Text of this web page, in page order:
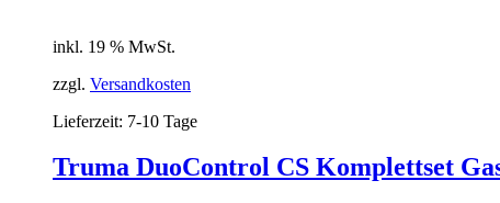
inkl. 19 % MwSt.
zzgl. Versandkosten
Lieferzeit: 7-10 Tage
Truma DuoControl CS Komplettset